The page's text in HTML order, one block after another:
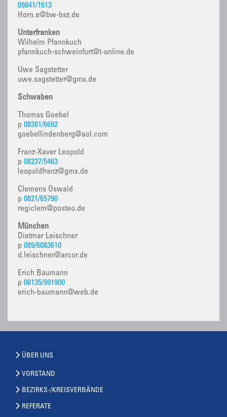
09841/1613
Horn.e@bw-bsz.de
Unterfranken
Wilhelm Pfannkuch
pfannkuch-schweinfurt@t-online.de
Uwe Sagstetter
uwe.sagstetter@gmx.de
Schwaben
Thomas Goebel
p 08381/6692
goebellindenberg@aol.com
Franz-Xaver Leopold
p 08237/5463
leopoldfranz@gmx.de
Clemens Oswald
p 0821/65790
regiclem@posteo.de
München
Dietmar Leischner
p 089/6083610
d.leischner@arcor.de
Erich Baumann
p 08135/991900
erich-baumann@web.de
ÜBER UNS
VORSTAND
BEZIRKS-/KREISVERBÄNDE
REFERATE